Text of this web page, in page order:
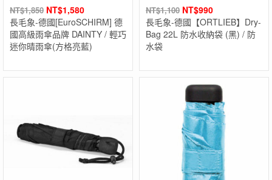
NT$1,850 NT$1,580
長毛象-德國[EuroSCHIRM] 德
國高級雨傘品牌 DAINTY / 輕巧
迷你晴雨傘(方格亮藍)
NT$1,100 NT$990
長毛象-德國【ORTLIEB】Dry-
Bag 22L 防水收納袋 (黑) / 防
水袋